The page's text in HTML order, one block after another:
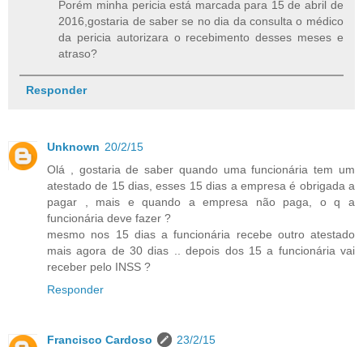
Porém minha pericia está marcada para 15 de abril de
2016,gostaria de saber se no dia da consulta o médico
da pericia autorizara o recebimento desses meses e
atraso?
Responder
Unknown 20/2/15
Olá , gostaria de saber quando uma funcionária tem um
atestado de 15 dias, esses 15 dias a empresa é obrigada a
pagar , mais e quando a empresa não paga, o q a
funcionária deve fazer ?
mesmo nos 15 dias a funcionária recebe outro atestado
mais agora de 30 dias .. depois dos 15 a funcionária vai
receber pelo INSS ?
Responder
Francisco Cardoso
23/2/15